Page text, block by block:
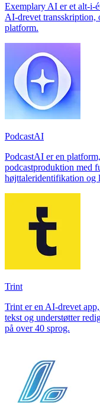
Exemplary AI er et alt-i-
AI-drevet transskription,
platform.
PodcastAI
PodcastAI er en
podcastproduktion med
højttaleridentifikation og
Trint
Trint er en AI-drevet
tekst og understøtter
på over 40 sprog.